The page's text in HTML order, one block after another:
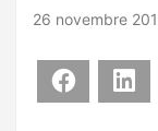
26 novembre
Facebook